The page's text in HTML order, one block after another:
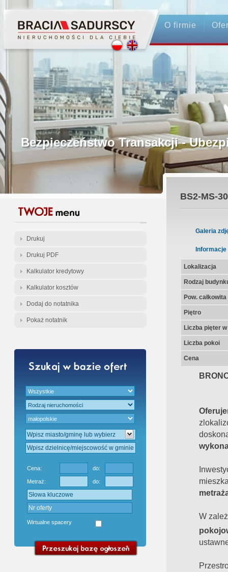
O firmie
Profesjonalne Pośrednictwo
Bezpieczeństwo Transakcji -
Licencjonowani Pośrednicy
Gwarancja Zwrotu Zadatku
Gratis - Przedwstępna Umowa
Drukuj
Drukuj PDF
Kalkulator kredytowy
Kalkulator kosztów
Dodaj do notatnika
Pokaż notatnik
Cena: do:
Metraż: do:
Wirtualne spacery
BS2-MS-
Galeria
Informacje
Lokalizacja
Rodzaj
Pow.
Piętro
Liczba pięter
Liczba pokoi
Cena
W